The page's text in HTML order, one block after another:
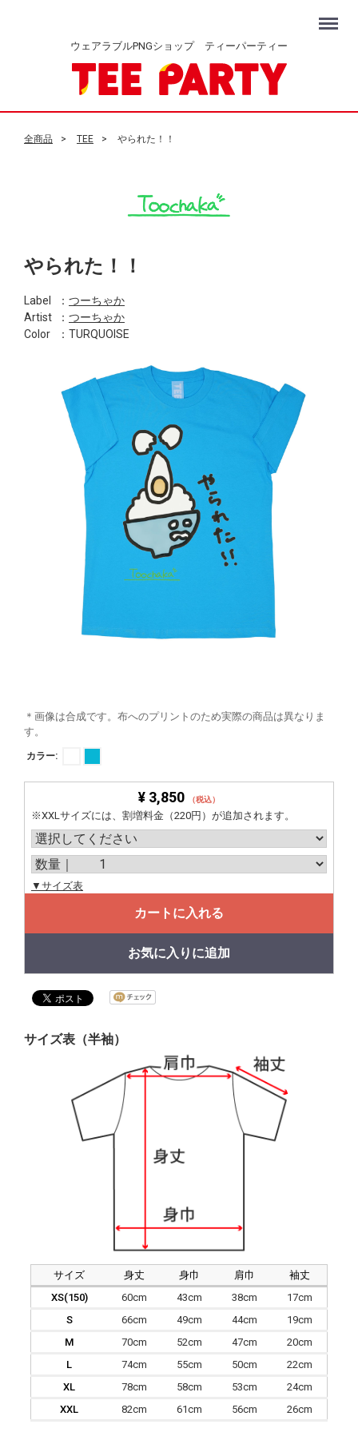
ウェアラブルPNGショップ ティーパーティー
Menu
全商品 TEE やられた！！
やられた！！
Label ： つーちゃか
Artist
： つーちゃか
Color
：TURQUOISE
＊画像は合成です。布へのプリントのため実際の商品は異なりま
す。
カラー:
¥ 3,850 （税込）
※XXLサイズには、割増料金（220円）が追加されます。
▼サイズ表
カートに入れる
お気に入りに追加
サイズ表（半袖）
サイズ 身丈 身巾 肩巾
袖丈
XS(150)
60cm 43cm 38cm
17cm
S
66cm 49cm 44cm
19cm
M
70cm 52cm 47cm
20cm
L
74cm 55cm 50cm
22cm
XL
78cm 58cm 53cm
24cm
XXL
82cm 61cm 56cm 26cm